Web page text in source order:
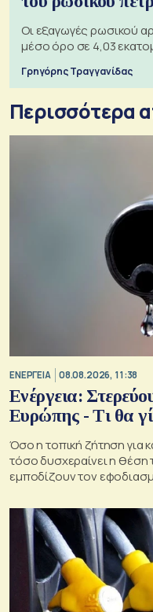
Οι εξαγωγές ρωσικού
μέσο όρο σε 4,03
Γρηγόρης Τραγγανίδας
Περισσότερα
ΕΝΕΡΓΕΙΑ 08.08.2026, 11:38
Ενέργεια:
Ευρώπης - Τι θα
Όσο η τοπική ζήτηση για
τόσο δυσχεραίνει η
εμποδίζουν τον